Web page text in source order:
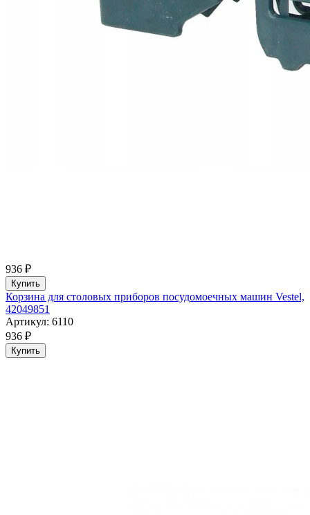
936 ₽
Купить
Корзина для столовых приборов посудомоечных машин Vestel,
42049851
Артикул: 6110
936 ₽
Купить